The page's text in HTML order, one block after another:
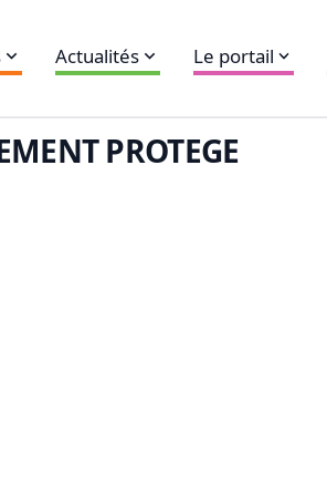
Actualités Le portail
PROTEGE